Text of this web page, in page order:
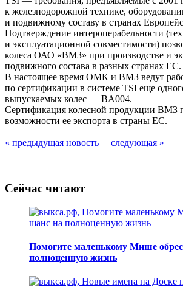
к железнодорожной технике,
и подвижному составу в странах
Подтверждение интероперабельности
и эксплуатационной совместимости)
колеса ОАО «ВМЗ» при производстве и
подвижного состава в разных странах ЕС.
В настоящее время ОМК и ВМЗ ведут
по сертификации в системе TSI еще
выпускаемых колес — BA004.
Сертификация колесной продукции ВМЗ
возможности ее экспорта в страны ЕС.
« предыдущая новость следующая »
Сейчас читают
Помогите маленькому Мише
полноценную жизнь